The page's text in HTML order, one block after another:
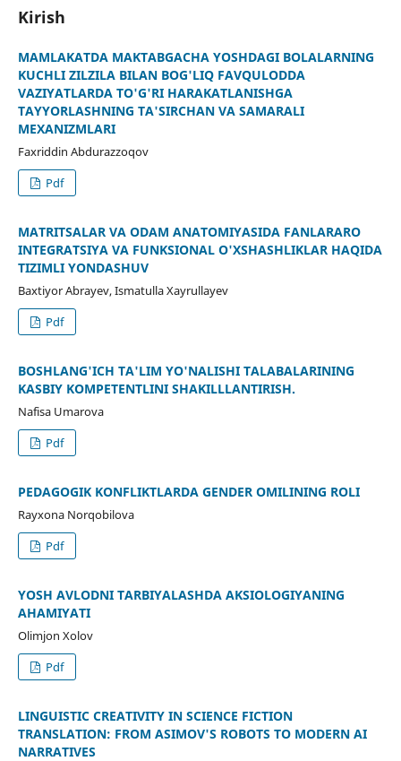
Kirish
MAMLAKATDA MAKTABGACHA YOSHDAGI BOLALARNING
KUCHLI ZILZILA BILAN BOG'LIQ FAVQULODDA
VAZIYATLARDA TO'G'RI HARAKATLANISHGA
TAYYORLASHNING TA'SIRCHAN VA SAMARALI
MEXANIZMLARI
Faxriddin Abdurazzoqov
Pdf
MATRITSALAR VA ODAM ANATOMIYASIDA FANLARARO
INTEGRATSIYA VA FUNKSIONAL O'XSHASHLIKLAR HAQIDA
TIZIMLI YONDASHUV
Baxtiyor Abrayev, Ismatulla Xayrullayev
Pdf
BOSHLANG'ICH TA'LIM YO'NALISHI TALABALARINING
KASBIY KOMPETENTLINI SHAKILLLANTIRISH.
Nafisa Umarova
Pdf
PEDAGOGIK KONFLIKTLARDA GENDER OMILINING ROLI
Rayxona Norqobilova
Pdf
YOSH AVLODNI TARBIYALASHDA AKSIOLOGIYANING
AHAMIYATI
Olimjon Xolov
Pdf
LINGUISTIC CREATIVITY IN SCIENCE FICTION
TRANSLATION: FROM ASIMOV'S ROBOTS TO MODERN AI
NARRATIVES